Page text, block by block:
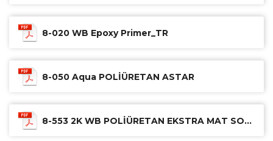
8-020 WB Epoxy Primer_TR
8-050 Aqua POLİÜRETAN ASTAR
8-553 2K WB POLİÜRETAN EKSTRA MAT SONKAT